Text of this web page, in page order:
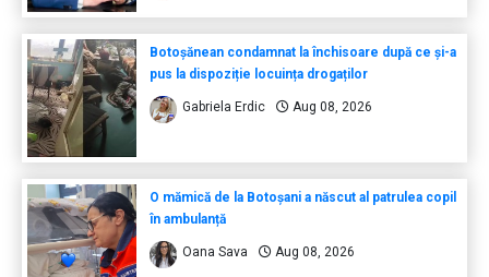
Botoșănean condamnat la închisoare după ce și-a
pus la dispoziție locuința drogaților
Gabriela Erdic Aug 08, 2026
O mămică de la Botoșani a născut al patrulea copil
în ambulanță
Oana Sava Aug 08, 2026